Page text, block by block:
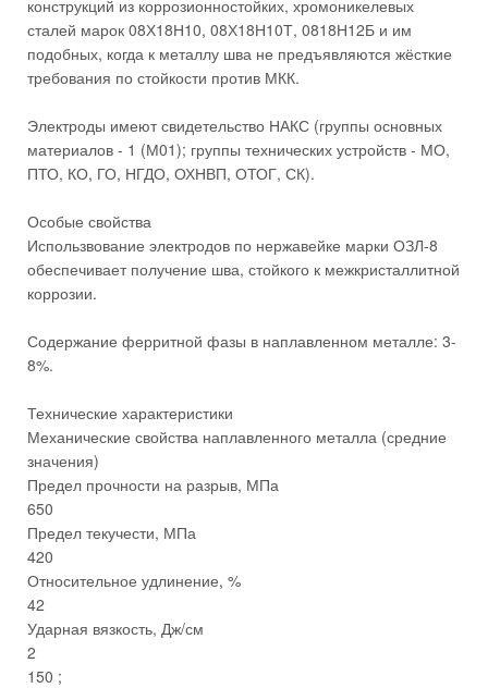
конструкций из коррозионностойких, хромоникелевых
сталей марок 08Х18Н10, 08Х18Н10Т, 0818Н12Б и им
подобных, когда к металлу шва не предъявляются жёсткие
требования по стойкости против МКК.
Электроды имеют свидетельство НАКС (группы основных
материалов - 1 (М01); группы технических устройств - МО,
ПТО, КО, ГО, НГДО, ОХНВП, ОТОГ, СК).
Особые свойства
Использвование электродов по нержавейке марки ОЗЛ-8
обеспечивает получение шва, стойкого к межкристаллитной
коррозии.
Содержание ферритной фазы в наплавленном металле: 3-
8%.
Технические характеристики
Механические свойства наплавленного металла (средние
значения)
Предел прочности на разрыв, МПа
650
Предел текучести, МПа
420
Относительное удлинение, %
42
Ударная вязкость, Дж/см
2
150 ;